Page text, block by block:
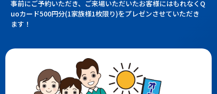
事前にご予約いただき、ご来場いただいたお客様にはもれなくQ
uoカード500円分(1家族様1枚限り)をプレゼンさせていただき
ます！